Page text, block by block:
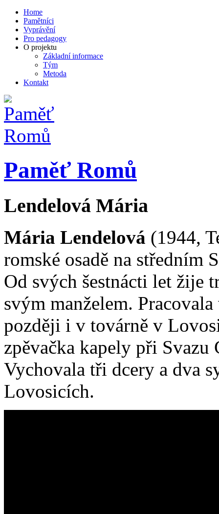
Home
Pamětníci
Vyprávění
Pro pedagogy
O projektu
Základní informace
Tým
Metoda
Kontakt
Paměť Romů
Lendelová Mária
Mária Lendelová (1944,
romské osadě na středním
Od svých šestnácti let žije
svým manželem.
později i v továrně v
zpěvačka kapely při
Vychovala tři dcery a dva
Lovosicích.